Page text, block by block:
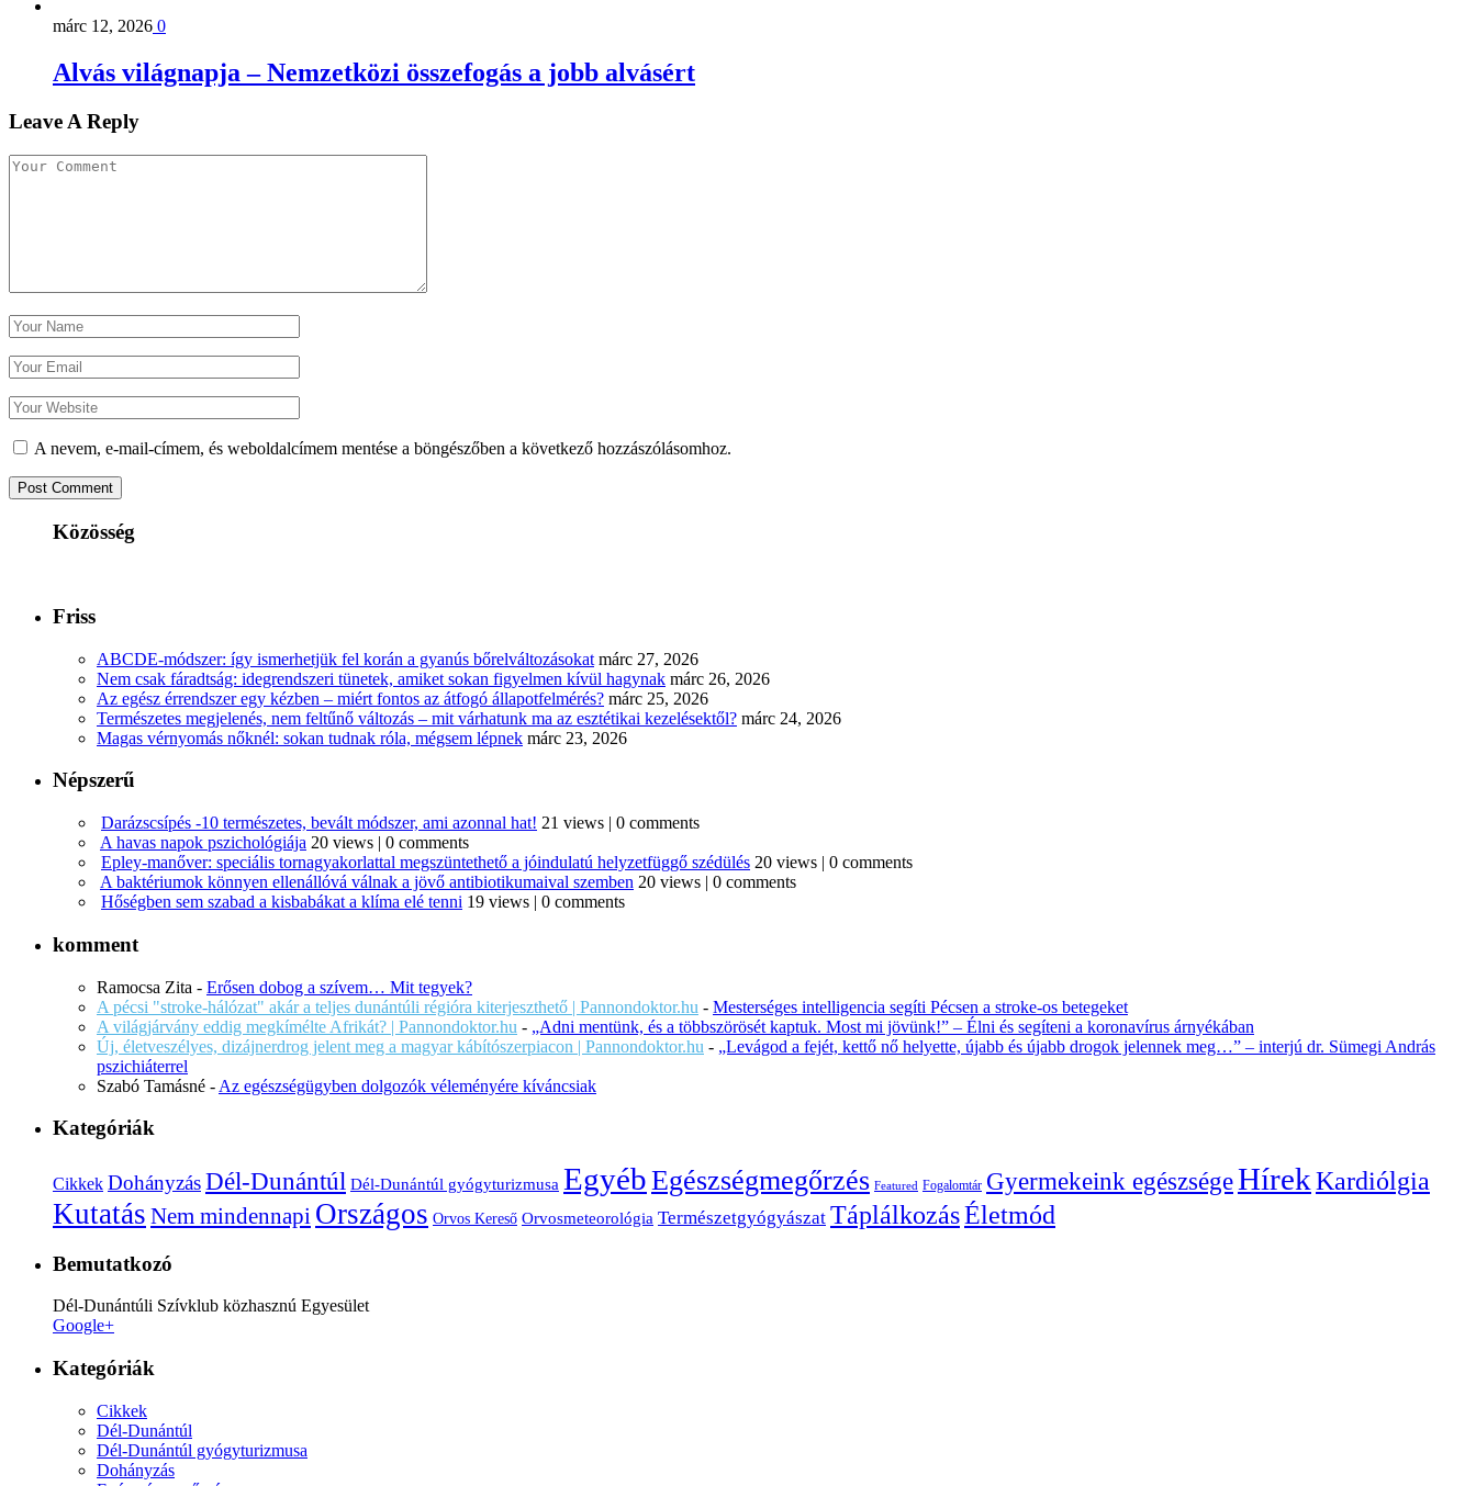
márc 12, 2026 0
Alvás világnapja – Nemzetközi összefogás a jobb alvásért
Leave A Reply
A nevem, e-mail-címem, és weboldalcímem mentése a böngészőben a következő hozzászólásomhoz.
Közösség
Friss
ABCDE‑módszer: így ismerhetjük fel korán a gyanús bőrelváltozásokat márc 27, 2026
Nem csak fáradtság: idegrendszeri tünetek, amiket sokan figyelmen kívül hagynak márc 26, 2026
Az egész érrendszer egy kézben – miért fontos az átfogó állapotfelmérés? márc 25, 2026
Természetes megjelenés, nem feltűnő változás – mit várhatunk ma az esztétikai kezelésektől? márc 24, 2026
Magas vérnyomás nőknél: sokan tudnak róla, mégsem lépnek márc 23, 2026
Népszerű
Darázscsípés -10 természetes, bevált módszer, ami azonnal hat! 21 views | 0 comments
A havas napok pszichológiája 20 views | 0 comments
Epley-manőver: speciális tornagyakorlattal megszüntethető a jóindulatú helyzetfüggő szédülés 20 views | 0 comments
A baktériumok könnyen ellenállóvá válnak a jövő antibiotikumaival szemben 20 views | 0 comments
Hőségben sem szabad a kisbabákat a klíma elé tenni 19 views | 0 comments
komment
Ramocsa Zita - Erősen dobog a szívem… Mit tegyek?
A pécsi "stroke-hálózat" akár a teljes dunántúli régióra kiterjeszthető | Pannondoktor.hu - Mesterséges intelligencia segíti Pécsen a stroke-os betegeket
A világjárvány eddig megkímélte Afrikát? | Pannondoktor.hu - „Adni mentünk, és a többszörösét kaptuk. Most mi jövünk!” – Élni és segíteni a koronavírus árnyékában
Új, életveszélyes, dizájnerdrog jelent meg a magyar kábítószerpiacon | Pannondoktor.hu - „Levágod a fejét, kettő nő helyette, újabb és újabb drogok jelennek meg…” – interjú dr. Sümegi András
pszichiáterrel
Szabó Tamásné - Az egészségügyben dolgozók véleményére kíváncsiak
Kategóriák
Cikkek DohányzásDél-Dunántúl Dél-Dunántúl gyógyturizmusa EgyébEgészségmegőrzés Featured Fogalomtár Gyermekeink egészségeHírekKardiólgia
Kutatás Nem mindennapi Országos Orvos Kereső Orvosmeteorológia Természetgyógyászat TáplálkozásÉletmód
Bemutatkozó
Dél-Dunántúli Szívklub közhasznú Egyesület
Google+
Kategóriák
Cikkek
Dél-Dunántúl
Dél-Dunántúl gyógyturizmusa
Dohányzás